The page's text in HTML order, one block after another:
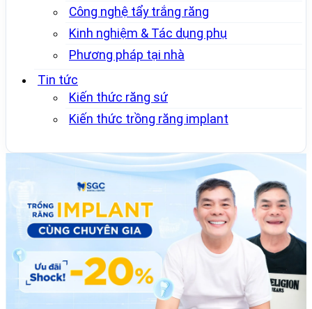
Công nghệ tẩy trắng răng
Kinh nghiệm & Tác dụng phụ
Phương pháp tại nhà
Tin tức
Kiến thức răng sứ
Kiến thức trồng răng implant